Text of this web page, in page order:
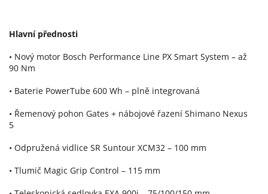
Hlavní přednosti
• Nový motor Bosch Performance Line PX Smart System – až
90 Nm
• Baterie PowerTube 600 Wh – plně integrovaná
• Řemenový pohon Gates + nábojové řazení Shimano Nexus
5
• Odpružená vidlice SR Suntour XCM32 – 100 mm
• Tlumič Magic Grip Control – 115 mm